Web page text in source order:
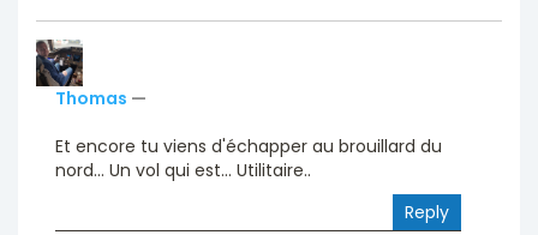
Thomas —
Et encore tu viens d'échapper au brouillard du
nord... Un vol qui est... Utilitaire..
Reply